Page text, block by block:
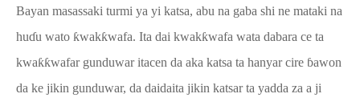
Bayan masassaki turmi ya yi katsa, abu na gaba shi ne mataki na
huɗu wato ƙwakƙwafa. Ita dai kwakƙwafa wata dabara ce ta
kwaƙƙwafar gunduwar itacen da aka katsa ta hanyar cire ɓawon
da ke jikin gunduwar, da daidaita jikin katsar ta yadda za a ji